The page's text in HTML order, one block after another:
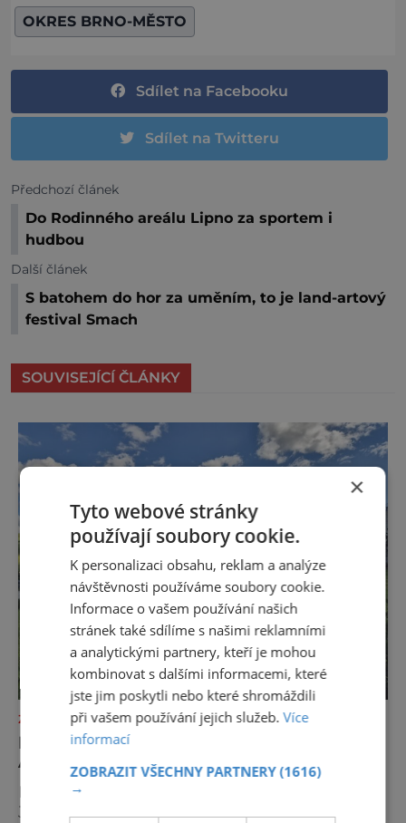
OKRES BRNO-MĚSTO
Sdílet na Facebooku
Sdílet na Twitteru
Předchozí článek
Do Rodinného areálu Lipno za sportem i
hudbou
Další článek
S batohem do hor za uměním, to je land-artový
festival Smach
SOUVISEJÍCÍ ČLÁNKY
ZAJÍMAVOSTI
NEJKRÁSNĚJŠÍ LOUKA EVROPY ŘÍKÁ
AUTŮM DOST
Na první pohled to může působit paradoxně.
Jedna z nejfotografovanějších krajin Dolomit
×
Tyto webové stránky
používají soubory cookie.
K personalizaci obsahu, reklam a analýze
návštěvnosti používáme soubory cookie.
Informace o vašem používání našich
stránek také sdílíme s našimi reklamními
a analytickými partnery, kteří je mohou
kombinovat s dalšími informacemi, které
jste jim poskytli nebo které shromáždili
při vašem používání jejich služeb.Více
informací
ZOBRAZIT VŠECHNY PARTNERY(1616)
→